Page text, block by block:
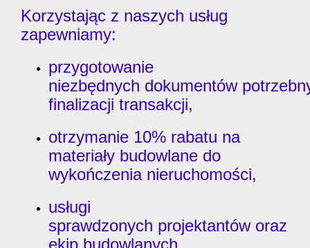
Korzystając z naszych usług
zapewniamy:
przygotowanie
niezbędnych dokumentów
finalizacji transakcji,
otrzymanie 10% rabatu na
materiały budowlane do
wykończenia nieruchomości,
usługi
sprawdzonych projektantów oraz